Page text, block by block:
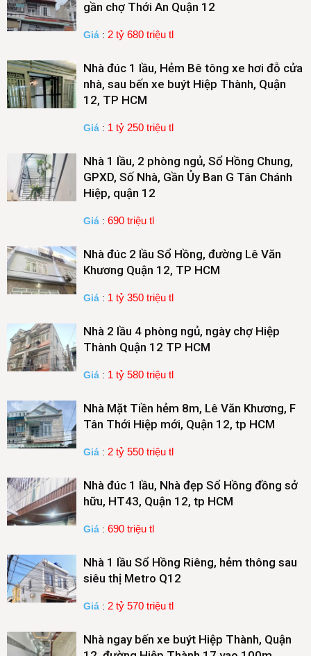
gần chợ Thới An Quận 12
Giá : 2 tỷ 680 triệu tl
Nhà đúc 1 lầu, Hẻm Bê tông xe hơi đỗ cửa
nhà, sau bến xe buýt Hiệp Thành, Quận
12, TP HCM
Giá : 1 tỷ 250 triệu tl
Nhà 1 lầu, 2 phòng ngủ, Sổ Hồng Chung,
GPXD, Số Nhà, Gần Ủy Ban G Tân Chánh
Hiệp, quận 12
Giá : 690 triệu tl
Nhà đúc 2 lầu Sổ Hồng, đường Lê Văn
Khương Quận 12, TP HCM
Giá : 1 tỷ 350 triệu tl
Nhà 2 lầu 4 phòng ngủ, ngày chợ Hiệp
Thành Quận 12 TP HCM
Giá : 1 tỷ 580 triệu tl
Nhà Mặt Tiền hẻm 8m, Lê Văn Khương, F
Tân Thới Hiệp mới, Quận 12, tp HCM
Giá : 2 tỷ 550 triệu tl
Nhà đúc 1 lầu, Nhà đẹp Sổ Hồng đồng sở
hữu, HT43, Quận 12, tp HCM
Giá : 690 triệu tl
Nhà 1 lầu Sổ Hồng Riêng, hẻm thông sau
siêu thị Metro Q12
Giá : 2 tỷ 570 triệu tl
Nhà ngay bến xe buýt Hiệp Thành, Quận